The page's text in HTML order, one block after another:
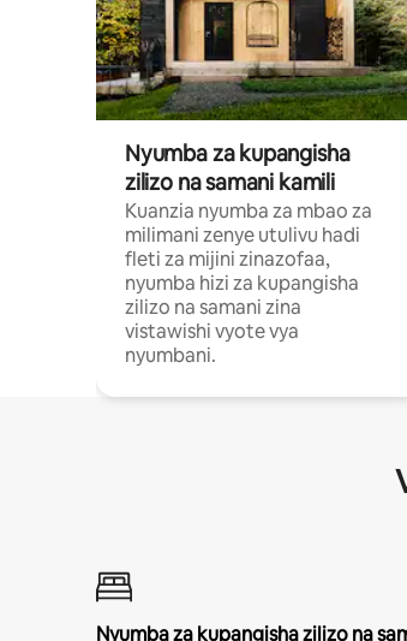
Nyumba za kupangisha
zilizo na samani kamili
Kuanzia nyumba za mbao za
milimani zenye utulivu hadi
fleti za mijini zinazofaa,
nyumba hizi za kupangisha
zilizo na samani zina
vistawishi vyote vya
nyumbani.
Nyumba za kupangisha zilizo na